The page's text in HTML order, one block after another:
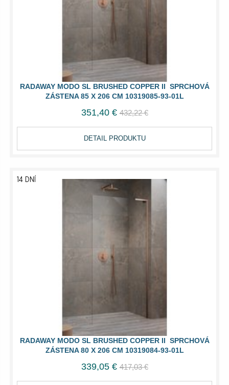
RADAWAY MODO SL BRUSHED COPPER II SPRCHOVÁ
ZÁSTENA 85 X 206 CM 10319085-93-01L
351,40 € 432,22 €
DETAIL PRODUKTU
RADAWAY MODO SL BRUSHED COPPER II SPRCHOVÁ
ZÁSTENA 80 X 206 CM 10319084-93-01L
14 DNÍ
339,05 € 417,03 €